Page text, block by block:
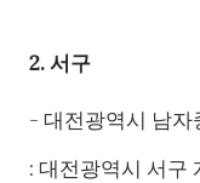
2. 서구
- 대전광역시 남자
: 대전광역시 서구